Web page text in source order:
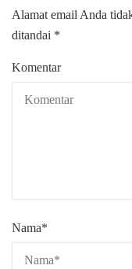
Alamat email Anda
ditandai *
Komentar
Nama*